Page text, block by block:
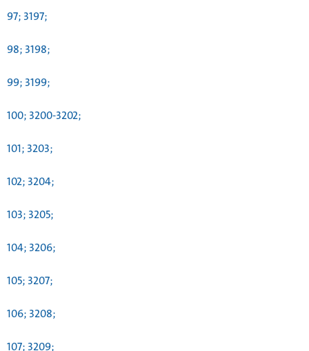
97; 3197;
98; 3198;
99; 3199;
100; 3200-3202;
101; 3203;
102; 3204;
103; 3205;
104; 3206;
105; 3207;
106; 3208;
107; 3209;